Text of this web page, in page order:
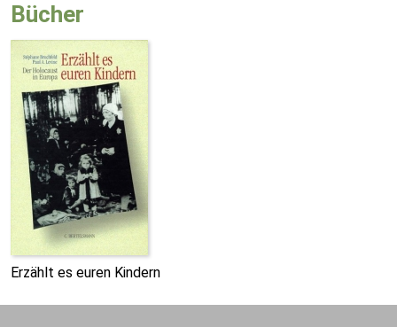
Bücher
Erzählt es euren Kindern